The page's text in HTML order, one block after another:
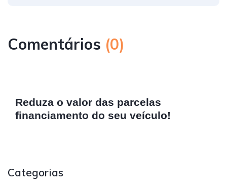
Comentários (0)
Reduza o valor das parcelas
financiamento do seu veículo!
Categorias